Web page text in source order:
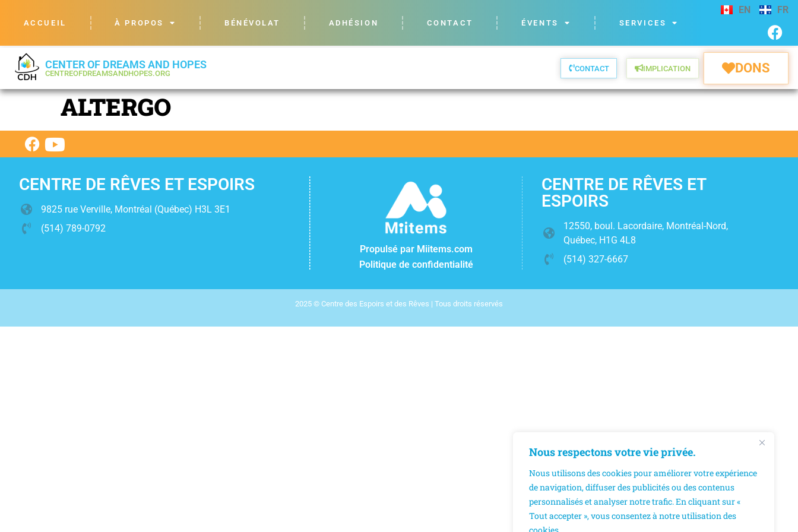
Nous respectons votre vie privée.
Nous utilisons des cookies pour améliorer votre expérience
de navigation, diffuser des publicités ou des contenus
personnalisés et analyser notre trafic. En cliquant sur «
Tout accepter », vous consentez à notre utilisation des
ACCUEIL À PROPOS BÉNÉVOLAT ADHÉSION CONTACT ÉVENTS SERVICES
EN FR
CENTER OF DREAMS AND HOPES
CENTREOFDREAMSANDHOPES.ORG
CONTACT IMPLICATION DONS
ALTERGO
CENTRE DE RÊVES ET ESPOIRS
9825 rue Verville, Montréal (Québec) H3L 3E1
(514) 789-0792
Propulsé par Miitems.com
Politique de confidentialité
CENTRE DE RÊVES ET
ESPOIRS
12550, boul. Lacordaire, Montréal-Nord,
Québec, H1G 4L8
(514) 327-6667
2025 © Centre des Espoirs et des Rêves | Tous droits réservés